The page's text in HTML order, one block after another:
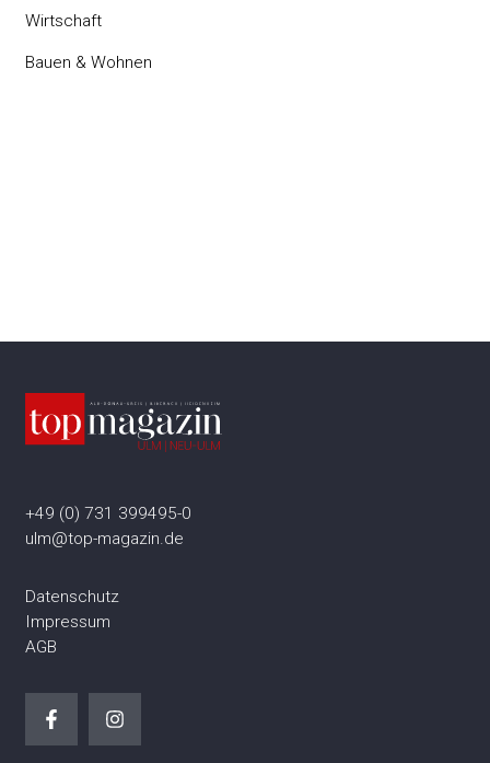
Wirtschaft
Bauen & Wohnen
+49 (0) 731 399495-0
ulm@top-magazin.de
Datenschutz
Impressum
AGB